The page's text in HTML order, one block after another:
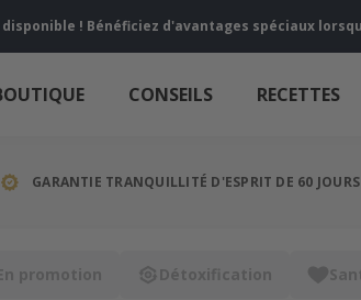
disponible ! Bénéficiez d'avantages spéciaux
CONSEILS RECETTES
GARANTIE TRANQUILLITÉ D'ESPRIT DE 60 JOURS
promotion Détoxification